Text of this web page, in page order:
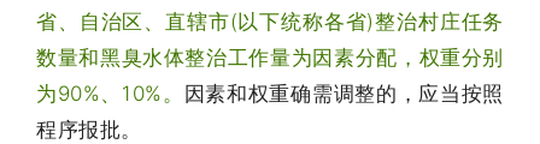
省、自治区、直辖市(以下统称各省)整治村庄任务
数量和黑臭水体整治工作量为因素分配，权重分别
为90%、10%。
因素和权重确需调整的，应当按照
程序报批。